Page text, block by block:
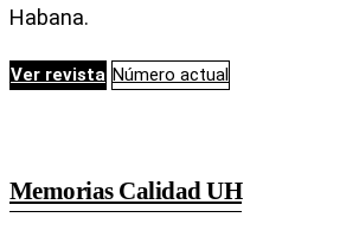
Habana.
Ver revista Número actual
Memorias Calidad UH